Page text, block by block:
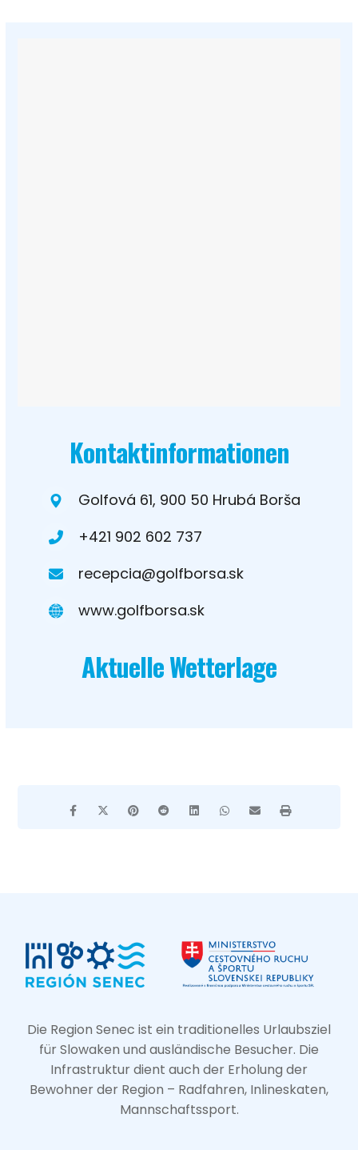
Kontaktinformationen
Golfová 61, 900 50 Hrubá Borša
+421 902 602 737
recepcia@golfborsa.sk
www.golfborsa.sk
Aktuelle Wetterlage
Die Region Senec ist ein traditionelles Urlaubsziel
für Slowaken und ausländische Besucher. Die
Infrastruktur dient auch der Erholung der
Bewohner der Region – Radfahren, Inlineskaten,
Mannschaftssport.